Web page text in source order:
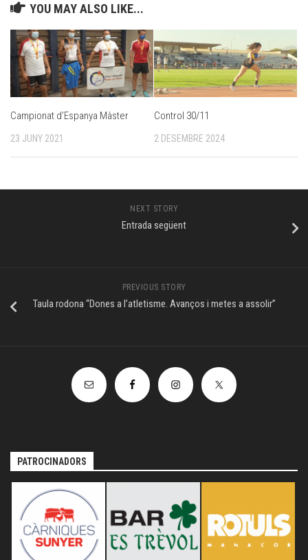
YOU MAY ALSO LIKE...
Campionat d’Espanya Màster
23 JUNY 2021
Control 30/11
2 DESEMBRE 2024
NEXT STORY
Entrada següent
PREVIOUS STORY
Taula rodona “Dones a l’atletisme. Avanços i metes a assolir”
PATROCINADORS